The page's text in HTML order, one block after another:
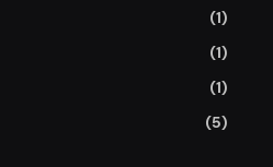
(1)
(1)
(1)
(5)